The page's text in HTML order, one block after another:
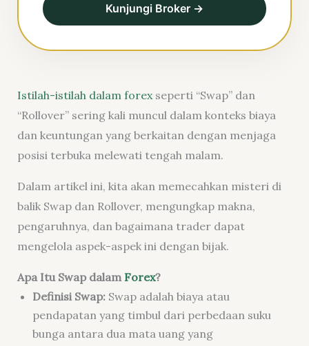
Kunjungi Broker →
Istilah-istilah dalam forexseperti “Swap” dan
“Rollover” sering kali muncul dalam konteks biaya
dan keuntungan yang berkaitan dengan menjaga
posisi terbuka melewati tengah malam.
Dalam artikel ini, kita akan memecahkan misteri di
balik Swap dan Rollover, mengungkap makna,
pengaruhnya, dan bagaimana trader dapat
mengelola aspek-aspek ini dengan bijak.
Apa Itu Swap dalam Forex?
Definisi Swap:Swap adalah biaya atau
pendapatan yang timbul dari perbedaan suku
bunga antara dua mata uang yang